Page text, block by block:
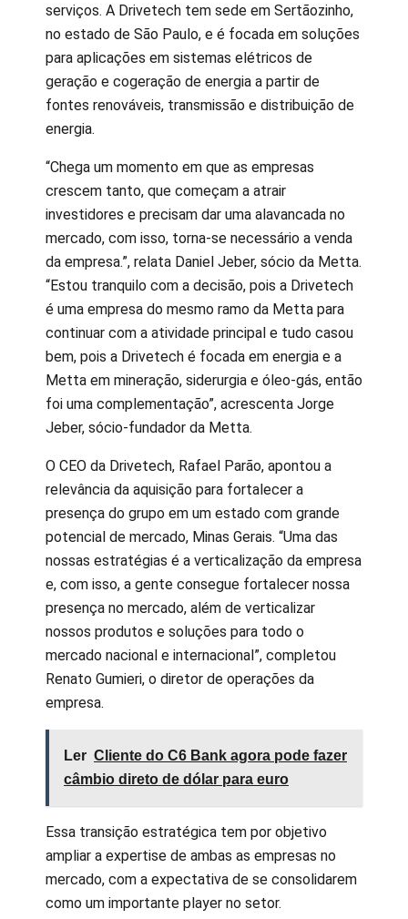
serviços. A Drivetech tem sede em Sertãozinho,
no estado de São Paulo, e é focada em soluções
para aplicações em sistemas elétricos de
geração e cogeração de energia a partir de
fontes renováveis, transmissão e distribuição de
energia.
“Chega um momento em que as empresas
crescem tanto, que começam a atrair
investidores e precisam dar uma alavancada no
mercado, com isso, torna-se necessário a venda
da empresa.”, relata Daniel Jeber, sócio da Metta.
“Estou tranquilo com a decisão, pois a Drivetech
é uma empresa do mesmo ramo da Metta para
continuar com a atividade principal e tudo casou
bem, pois a Drivetech é focada em energia e a
Metta em mineração, siderurgia e óleo-gás, então
foi uma complementação”, acrescenta Jorge
Jeber, sócio-fundador da Metta.
O CEO da Drivetech, Rafael Parão, apontou a
relevância da aquisição para fortalecer a
presença do grupo em um estado com grande
potencial de mercado, Minas Gerais. “Uma das
nossas estratégias é a verticalização da empresa
e, com isso, a gente consegue fortalecer nossa
presença no mercado, além de verticalizar
nossos produtos e soluções para todo o
mercado nacional e internacional”, completou
Renato Gumieri, o diretor de operações da
empresa.
Ler Cliente do C6 Bank agora pode fazer
câmbio direto de dólar para euro
Essa transição estratégica tem por objetivo
ampliar a expertise de ambas as empresas no
mercado, com a expectativa de se consolidarem
como um importante player no setor.